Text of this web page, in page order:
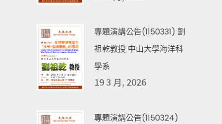
專題演講公告(1150331) 劉
祖乾教授 中山大學海洋科
學系
19 3 月, 2026
專題演講公告(1150324)